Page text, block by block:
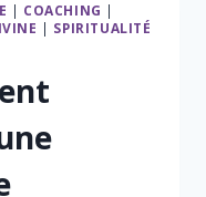
| COACHING |
| SPIRITUALITÉ